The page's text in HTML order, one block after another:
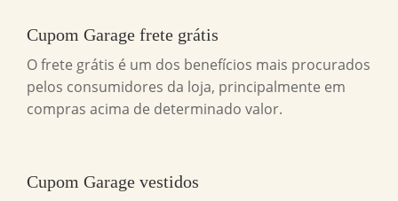
Cupom Garage frete grátis
O frete grátis é um dos benefícios mais procurados
pelos consumidores da loja, principalmente em
compras acima de determinado valor.
Cupom Garage vestidos